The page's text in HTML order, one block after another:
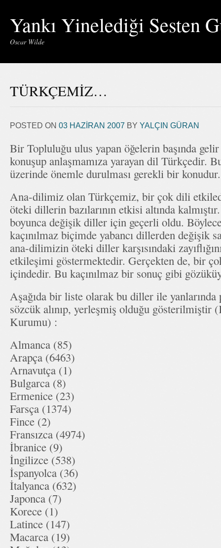
Yankı Yinelediği Sesten
Oscar Wilde
TÜRKÇEMİZ…
POSTED ON 03 HAZIRAN 2007 BY YALÇIN GÜRAN
Bir Topluluğu ulus yapan öğelerin başında
konuşup anlaşmamıza yarayan dil Türkçedir.
üzerinde önemle durulması gerekli bir konudur.
Ana-dilimiz olan Türkçemiz, bir çok dili
öteki dillerin bazılarının etkisi altında
boyunca değişik diller için geçerli oldu.
kaçınılmaz biçimde yabancı dillerden değişik
ana-dilimizin öteki diller karşısındaki
etkileşimi göstermektedir. Gerçekten de, bir
içindedir. Bu kaçınılmaz bir sonuç gibi
Aşağıda bir liste olarak bu diller ile yanlarında
sözcük alınıp, yerleşmiş olduğu gösterilmiştir
Kurumu) :
Almanca (85)
Arapça (6463)
Arnavutça (1)
Bulgarca (8)
Ermenice (23)
Farsça (1374)
Fince (2)
Fransızca (4974)
İbranice (9)
İngilizce (538)
İspanyolca (36)
İtalyanca (632)
Japonca (7)
Korece (1)
Latince (147)
Macarca (19)